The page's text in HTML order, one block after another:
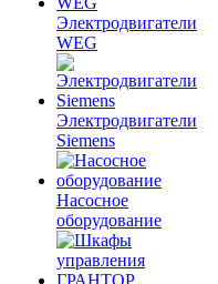
Электродвигатели
WEG
Электродвигатели
Siemens
Насосное
оборудование